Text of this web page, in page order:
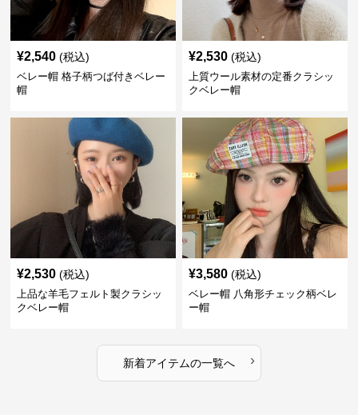
¥2,540 (税込)
ベレー帽 格子柄つば付きベレー
帽
¥2,530 (税込)
上質ウール素材の定番クラシッ
クベレー帽
¥2,530 (税込)
上品な羊毛フェルト製クラシッ
クベレー帽
¥3,580 (税込)
ベレー帽 八角形チェック柄ベレ
ー帽
新着アイテムの一覧へ ›